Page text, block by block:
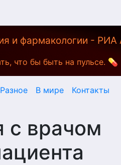
и фармакологии -
что бы быть на пульсе. 💊
Разное В мире Контакты
с врачом